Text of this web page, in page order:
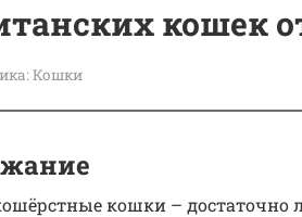
кошек
Кошки
кошки – достаточно